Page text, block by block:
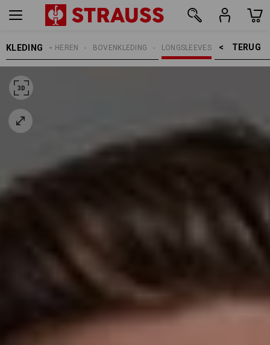
KLEDING TERUG    >
LONGSLEEVES
BOVENKLEDING
HEREN